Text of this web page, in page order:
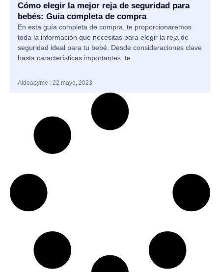
Cómo elegir la mejor reja de seguridad para
bebés: Guía completa de compra
En esta guía completa de compra, te proporcionaremos
toda la información que necesitas para elegir la reja de
seguridad ideal para tu bebé. Desde consideraciones clave
hasta características importantes, te
Aldeapyme 22 mayo, 2023